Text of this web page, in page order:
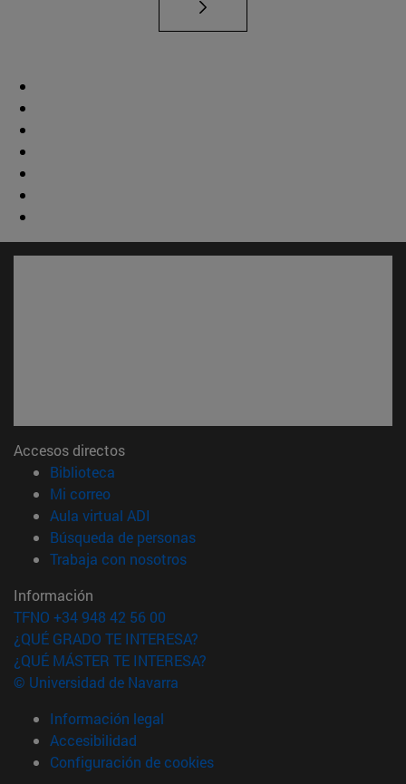
Accesos directos
Biblioteca
Mi correo(abre en nueva ventana)
Aula virtual ADI
Búsqueda de personas(abre en nueva ventana)
Trabaja con nosotros(abre en nueva ventana)
Información
TFNO +34 948 42 56 00
¿QUÉ GRADO TE INTERESA?
¿QUÉ MÁSTER TE INTERESA?
© Universidad de Navarra
Información legal
Accesibilidad
Configuración de cookies